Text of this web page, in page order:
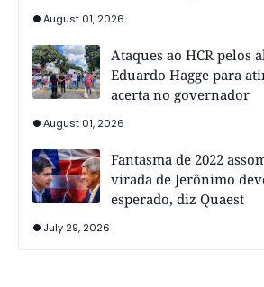
August 01, 2026
Ataques ao HCR pelos
Eduardo Hagge para
acerta no governador
August 01, 2026
Fantasma de 2022
virada de Jerônimo
esperado, diz Quaest
July 29, 2026